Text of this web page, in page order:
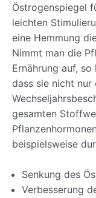
Östrogenspiegel
leichten
eine Hemmung
Nimmt man die
Ernährung auf,
dass sie nicht
gesamten
beispielsweise
Senkung des
Verbesserung